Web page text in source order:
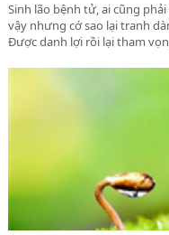
Sinh lão bệnh tử, ai cũng
vậy nhưng cớ sao lại tranh
Được danh lợi rồi lại tham
cùng cũng chỉ là một cuộc